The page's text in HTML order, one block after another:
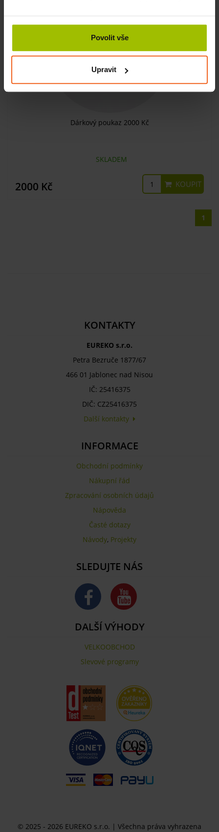
Povolit vše
Upravit
Dárkový poukaz 2000 Kč
SKLADEM
2000 Kč KOUPIT
1
KONTAKTY
EUREKO s.r.o.
Petra Bezruče 1877/67
466 01 Jablonec nad Nisou
IČ: 25416375
DIČ: CZ25416375
Další kontakty
INFORMACE
Obchodní podmínky
Nákupní řád
Zpracování osobních údajů
Nápověda
Časté dotazy
Návody, Projekty
SLEDUJTE NÁS
DALŠÍ VÝHODY
VELKOOBCHOD
Slevové programy
© 2025 - 2026 EUREKO s.r.o. | Všechna práva vyhrazena